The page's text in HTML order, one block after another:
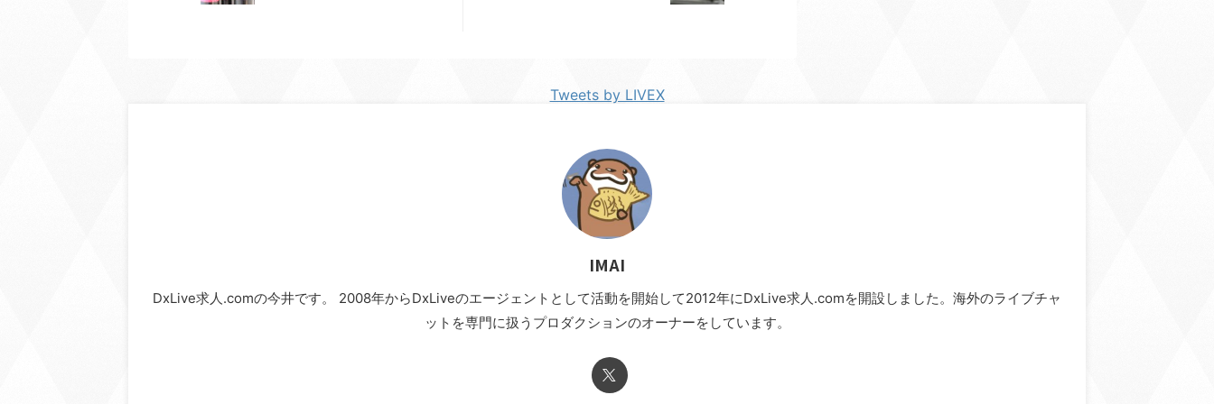
Tweets by LIVEX
IMAI
DxLive求人.comの今井です。 2008年からDxLiveのエージェントとして活動を開始して2012年にDxLive求人.comを開設しました。海外のライブチャ
ットを専門に扱うプロダクションのオーナーをしています。